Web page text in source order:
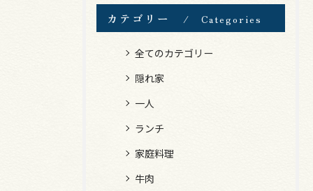
カテゴリー Categories
全てのカテゴリー
隠れ家
一人
ランチ
家庭料理
牛肉